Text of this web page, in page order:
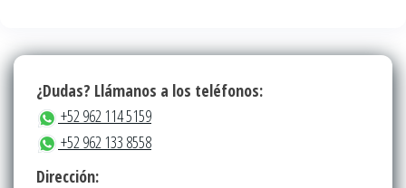
¿Dudas? Llámanos a los teléfonos:
+52 962 114 5159
+52 962 133 8558
Dirección: